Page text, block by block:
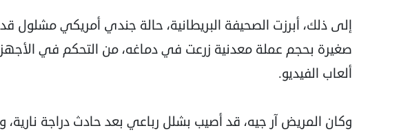
إلى ذلك، أبرزت الصحيفة البريطانية، حالة جندي أمريكي مشلول
صغيرة بحجم عملة معدنية زرعت في دماغه، من التحكم في
ألعاب الفيديو.
وكان المريض آر جيه، قد أصيب بشلل رباعي بعد حادث دراجة